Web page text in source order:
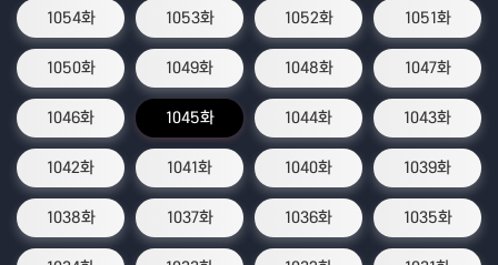
1054화 1053화 1052화 1051화
1050화 1049화 1048화 1047화
1046화 1045화 1044화 1043화
1042화 1041화 1040화 1039화
1038화 1037화 1036화 1035화